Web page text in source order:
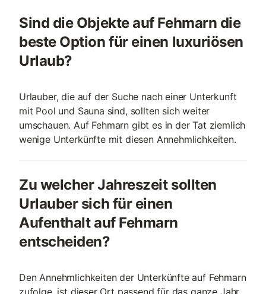
Sind die Objekte auf Fehmarn die
beste Option für einen luxuriösen
Urlaub?
Urlauber, die auf der Suche nach einer Unterkunft
mit Pool und Sauna sind, sollten sich weiter
umschauen. Auf Fehmarn gibt es in der Tat ziemlich
wenige Unterkünfte mit diesen Annehmlichkeiten.
Zu welcher Jahreszeit sollten
Urlauber sich für einen
Aufenthalt auf Fehmarn
entscheiden?
Den Annehmlichkeiten der Unterkünfte auf Fehmarn
zufolge, ist dieser Ort passend für das ganze Jahr.